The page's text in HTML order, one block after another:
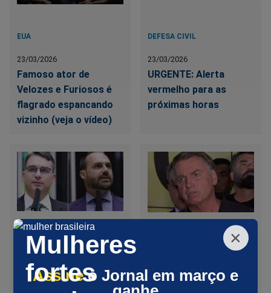
×
Mulheres
fortes
Assineo Jornal em março e
EUA
23/03/2026
Famoso ator de
Velozes e Furiosos é
flagrado espancando
vizinho (veja o vídeo)
DEFESA CIVIL
23/03/2026
URGENTE: Alerta
vermelho para as
próximas horas
23/03/2026 23/03/2026
Novo boletim médico